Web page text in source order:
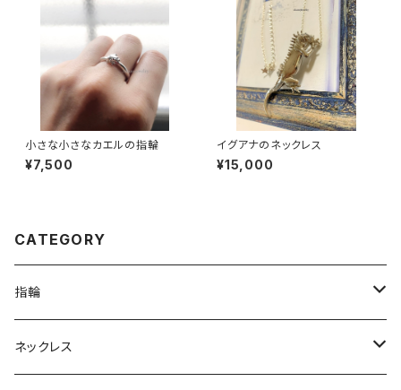
小さな小さなカエルの指輪
¥7,500
イグアナのネックレス
¥15,000
CATEGORY
指輪
は虫類
ネックレス